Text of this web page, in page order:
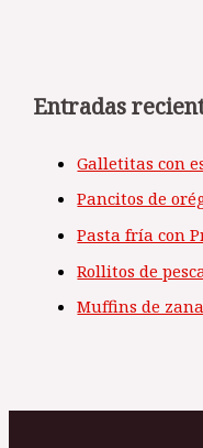
Entradas
Galletitas con
Pancitos de
Pasta fría con
Rollitos de
Muffins de